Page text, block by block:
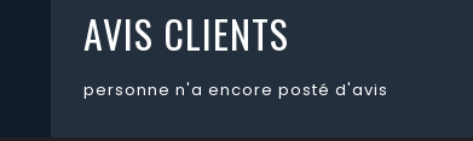
AVIS CLIENTS
personne n'a encore posté d'avis